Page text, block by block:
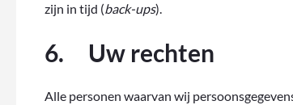
zijn in tijd (back-ups).
6. Uw rechten
Alle personen waarvan wij